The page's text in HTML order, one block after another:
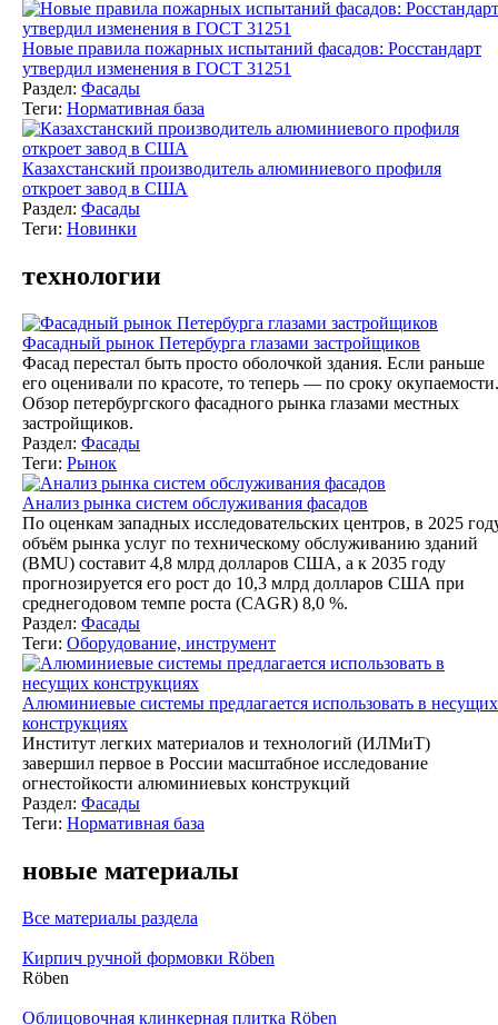
Новые правила пожарных испытаний фасадов: Росстандарт
утвердил изменения в ГОСТ 31251
Раздел: Фасады
Теги: Нормативная база
Казахстанский производитель алюминиевого профиля
откроет завод в США
Раздел: Фасады
Теги: Новинки
технологии
Фасадный рынок Петербурга глазами застройщиков
Фасад перестал быть просто оболочкой здания. Если раньше
его оценивали по красоте, то теперь — по сроку окупаемости.
Обзор петербургского фасадного рынка глазами местных
застройщиков.
Раздел: Фасады
Теги: Рынок
Анализ рынка систем обслуживания фасадов
По оценкам западных исследовательских центров, в 2025
объём рынка услуг по техническому обслуживанию зданий
(BMU) составит 4,8 млрд долларов США, а к 2035 году
прогнозируется его рост до 10,3 млрд долларов США при
среднегодовом темпе роста (CAGR) 8,0 %.
Раздел: Фасады
Теги: Оборудование, инструмент
Алюминиевые системы предлагается использовать в несущих
конструкциях
Институт легких материалов и технологий (ИЛМиТ)
завершил первое в России масштабное исследование
огнестойкости алюминиевых конструкций
Раздел: Фасады
Теги: Нормативная база
новые материалы
Все материалы раздела
Кирпич ручной формовки Röben
Röben
Облицовочная клинкерная плитка Röben